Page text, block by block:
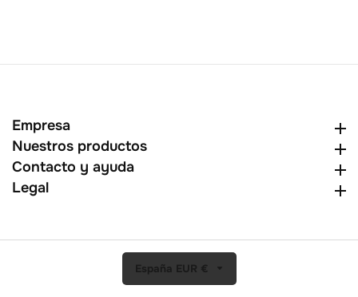
Empresa
Nuestros productosNuestros productos
Contacto y ayuda
Legal
España EUR €